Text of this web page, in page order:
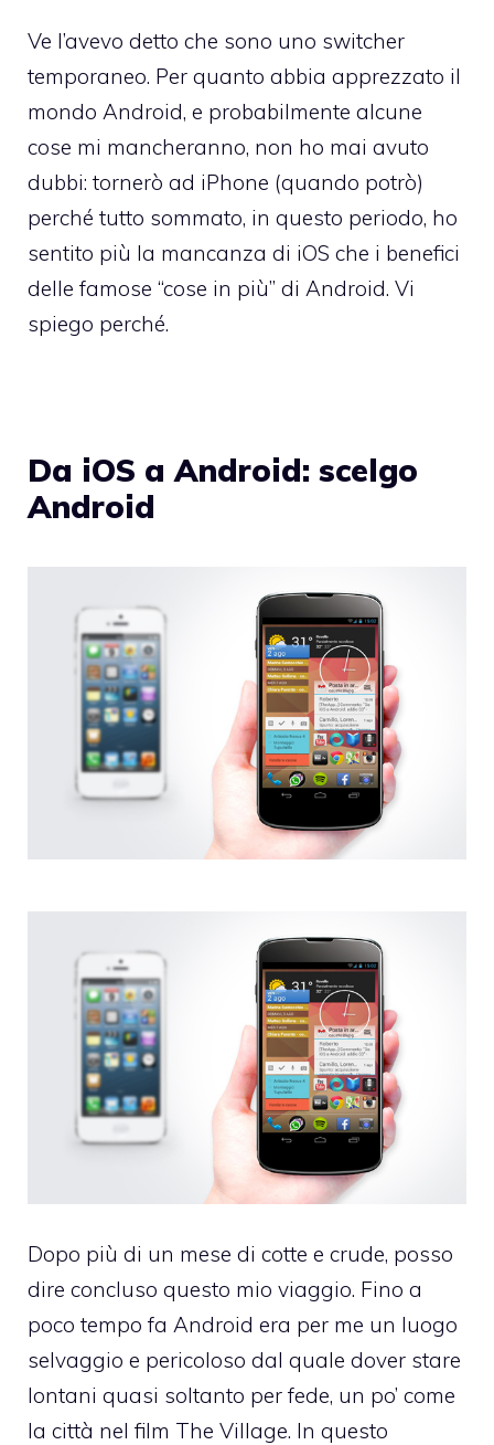
Ve l’avevo detto che sono uno switcher
temporaneo. Per quanto abbia apprezzato il
mondo Android, e probabilmente alcune
cose mi mancheranno, non ho mai avuto
dubbi: tornerò ad iPhone (quando potrò)
perché tutto sommato, in questo periodo, ho
sentito più la mancanza di iOS che i benefici
delle famose “cose in più” di Android. Vi
spiego perché.
Da iOS a Android: scelgo
Android
Dopo più di un mese di cotte e crude, posso
dire concluso questo mio viaggio. Fino a
poco tempo fa Android era per me un luogo
selvaggio e pericoloso dal quale dover stare
lontani quasi soltanto per fede, un po’ come
la città nel film The Village. In questo